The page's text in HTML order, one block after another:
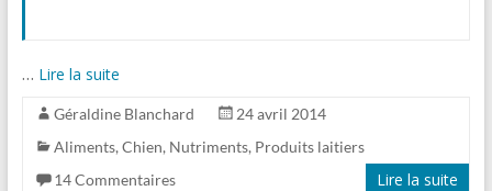
… Lire la suite
Géraldine Blanchard
24 avril 2014
Aliments, Chien, Nutriments, Produits laitiers
14 Commentaires
Lire la suite